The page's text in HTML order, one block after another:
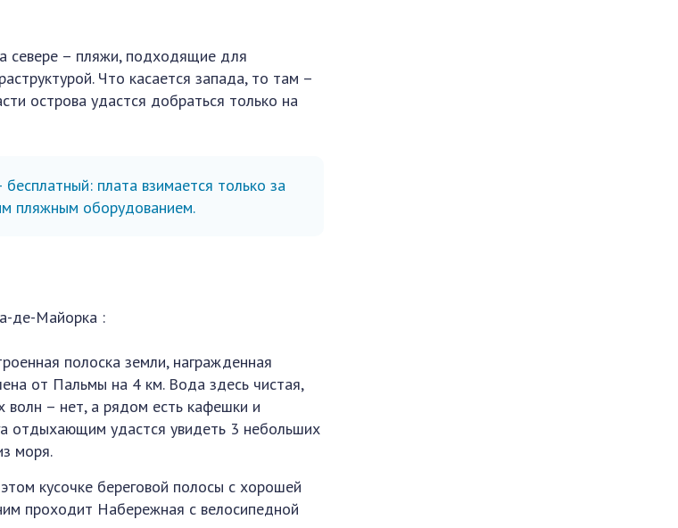
севере – пляжи, подходящие для
Что касается запада, то там –
острова удастся добраться только на
плата взимается только за
пляжным оборудованием.
де-Майорка :
полоска земли, награжденная
от Пальмы на 4 км. Вода здесь чистая,
волн – нет, а рядом есть кафешки и
отдыхающим удастся увидеть 3 небольших
моря.
кусочке береговой полосы с хорошей
проходит Набережная с велосипедной